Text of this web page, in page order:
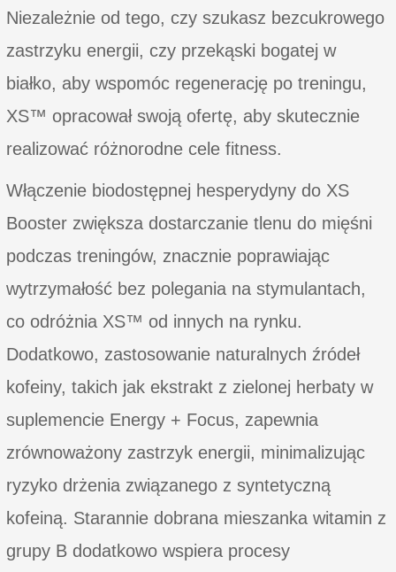
Niezależnie od tego, czy szukasz bezcukrowego
zastrzyku energii, czy przekąski bogatej w
białko, aby wspomóc regenerację po treningu,
XS™ opracował swoją ofertę, aby skutecznie
realizować różnorodne cele fitness.
Włączenie biodostępnej hesperydyny do XS
Booster zwiększa dostarczanie tlenu do mięśni
podczas treningów, znacznie poprawiając
wytrzymałość bez polegania na stymulantach,
co odróżnia XS™ od innych na rynku.
Dodatkowo, zastosowanie naturalnych źródeł
kofeiny, takich jak ekstrakt z zielonej herbaty w
suplemencie Energy + Focus, zapewnia
zrównoważony zastrzyk energii, minimalizując
ryzyko drżenia związanego z syntetyczną
kofeiną. Starannie dobrana mieszanka witamin z
grupy B dodatkowo wspiera procesy